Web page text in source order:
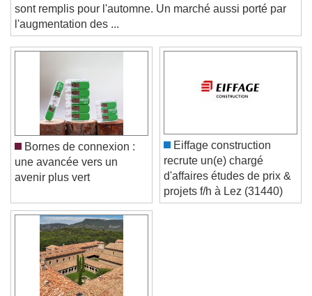
Color
Text Background
Caption Area Background
Color
Font Size
Font Family
Reset
Done
sont remplis pour l'automne. Un marché aussi porté par
l'augmentation des ...
Bornes de connexion :
une avancée vers un
avenir plus vert
Eiffage construction
recrute un(e) chargé
d'affaires études de prix &
projets f/h à Lez (31440)